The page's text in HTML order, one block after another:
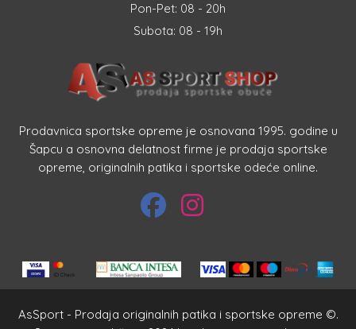
Pon-Pet: 08 - 20h
Subota: 08 - 19h
Prodavnica sportske opreme je osnovana 1995. godine u
Šapcu a osnovna delatnost firme je prodaja sportske
opreme, originalnih patika i sportske odeće online.
AsSport - Prodaja originalnih patika i sportske opreme ©.